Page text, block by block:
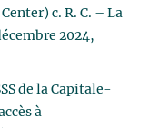
c. R. C. – La
2024,
de la Capitale-
à